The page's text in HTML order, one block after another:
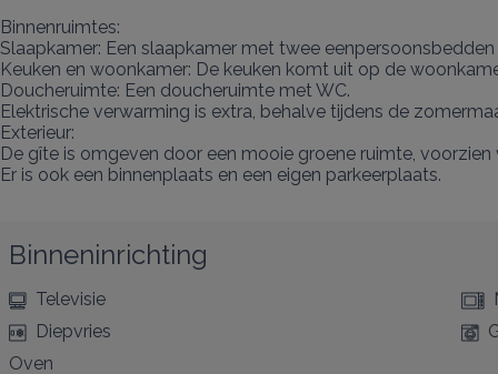
Binnenruimtes:
Slaapkamer: Een slaapkamer met twee eenpersoonsbedden
Keuken en woonkamer: De keuken komt uit op de
Doucheruimte: Een doucheruimte met WC.
Elektrische verwarming is extra, behalve tijdens de
Exterieur:
De gîte is omgeven door een mooie groene ruimte, voorzien
Er is ook een binnenplaats en een eigen parkeerplaats.
Binneninrichting
Televisie
Diepvries
Oven